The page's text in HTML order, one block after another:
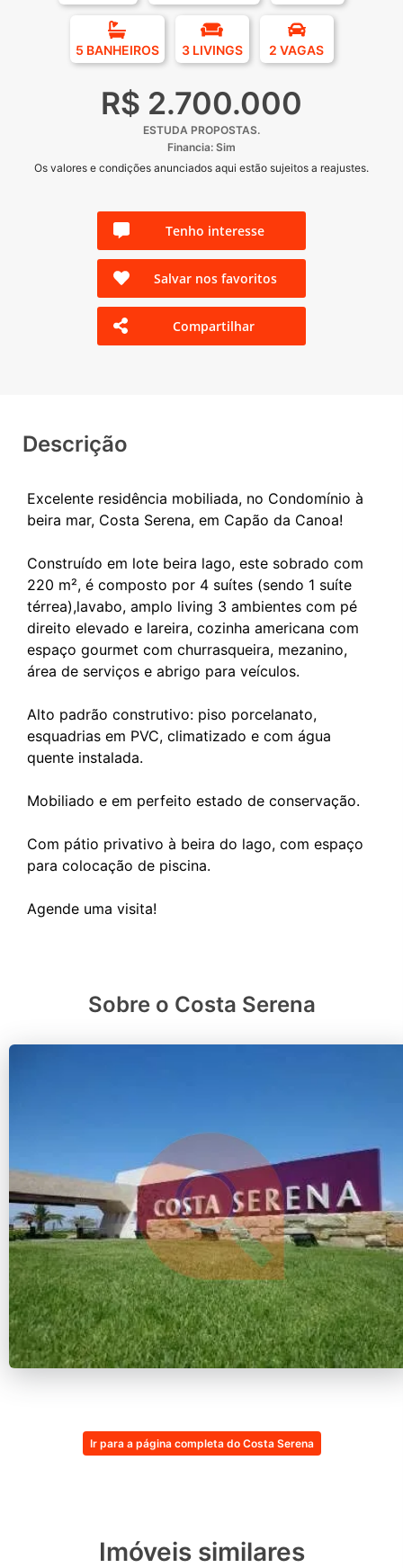
5 BANHEIROS 3 LIVINGS 2 VAGAS
R$ 2.700.000
ESTUDA PROPOSTAS.
Financia: Sim
Os valores e condições anunciados aqui estão sujeitos a reajustes.
Tenho interesse
Salvar nos favoritos
Compartilhar
Descrição
Excelente residência mobiliada, no Condomínio à
beira mar, Costa Serena, em Capão da Canoa!
Construído em lote beira lago, este sobrado com
220 m², é composto por 4 suítes (sendo 1 suíte
térrea),lavabo, amplo living 3 ambientes com pé
direito elevado e lareira, cozinha americana com
espaço gourmet com churrasqueira, mezanino,
área de serviços e abrigo para veículos.
Alto padrão construtivo: piso porcelanato,
esquadrias em PVC, climatizado e com água
quente instalada.
Mobiliado e em perfeito estado de conservação.
Com pátio privativo à beira do lago, com espaço
para colocação de piscina.
Sobre o Costa Serena
Ir para a página completa do Costa Serena
Imóveis similares